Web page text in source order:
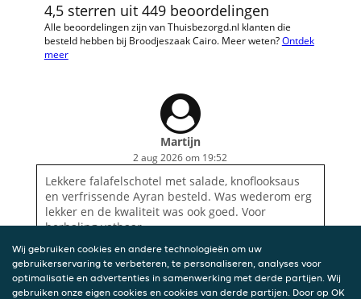
4,5 sterren uit 449 beoordelingen
Alle beoordelingen zijn van Thuisbezorgd.nl klanten die
besteld hebben bij Broodjeszaak Cairo. Meer weten?Ontdek
meer
Martijn
2 aug 2026 om 19:52
Lekkere falafelschotel met salade, knoflooksaus
en verfrissende Ayran besteld. Was wederom erg
lekker en de kwaliteit was ook goed. Voor
herhaling vatbaar.
Wij gebruiken cookies en andere technologieën om uw
gebruikerservaring te verbeteren, te personaliseren, analyses voor
optimalisatie en advertenties in samenwerking met derde partijen. Wij
gebruiken onze eigen cookies en cookies van derde partijen. Door op OK